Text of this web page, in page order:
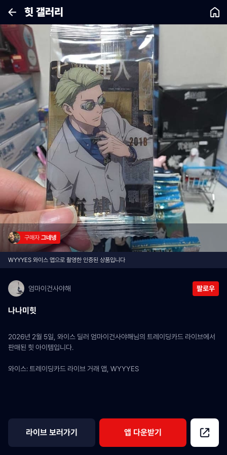
힛 갤러리
구매자 그네넹
WYYYES 와이스 앱으로 촬영한 인증된 상품입니다
엄마이건사야해 팔로우
나나미힛
2026년 2월 5일, 와이스 딜러 엄마이건사야해님의 트레이딩카드 라이브에서
판매된 힛 아이템입니다.
와이스: 트레이딩카드 라이브 거래 앱, WYYYES
라이브 보러가기 앱 다운받기